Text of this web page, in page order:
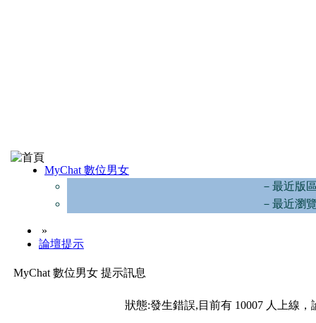
MyChat 數位男女
－最近版
－最近瀏
»
論壇提示
MyChat 數位男女 提示訊息
狀態:發生錯誤,目前有 10007 人上線